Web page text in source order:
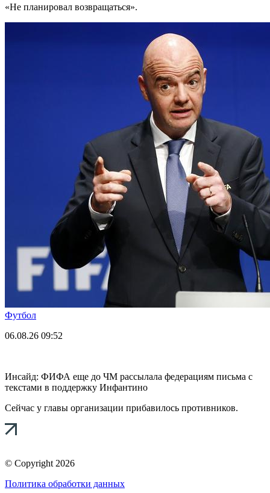
«Не планировал возвращаться».
Футбол
06.08.26 09:52
Инсайд: ФИФА еще до ЧМ рассылала федерациям письма с
текстами в поддержку Инфантино
Сейчас у главы организации прибавилось противников.
© Copyright 2026
Политика обработки данных